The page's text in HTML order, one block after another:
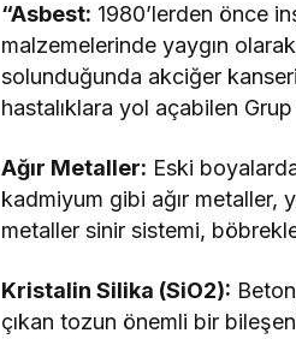
“Asbest: 1980’lerden önce
malzemelerinde yaygın
solunduğunda akciğer
hastalıklara yol açabilen Grup
Ağır Metaller: Eski
kadmiyum gibi ağır metaller,
metaller sinir sistemi,
Kristalin Silika (SiO2):
çıkan tozun önemli bir